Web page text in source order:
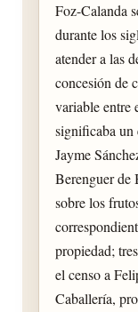
Foz-Calanda
durante los
atender a las
concesión de
variable entre
significaba un
Jayme
Berenguer de
sobre los
propiedad;
el censo a
Caballería,